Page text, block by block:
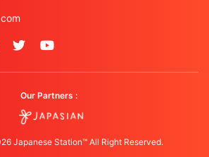
Our Partners :
Japanese Station™ All Right Reserved.